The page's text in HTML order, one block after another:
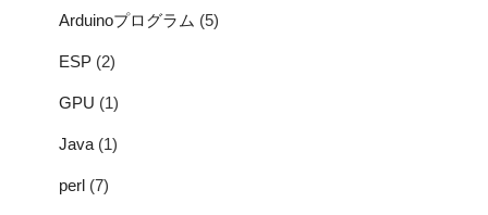
Arduinoプログラム (5)
ESP (2)
GPU (1)
Java (1)
perl (7)